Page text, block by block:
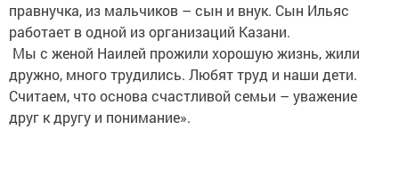
правнучка, из мальчиков – сын и внук. Сын Ильяс
работает в одной из организаций Казани.
Мы с женой Наилей прожили хорошую жизнь, жили
дружно, много трудились. Любят труд и наши дети.
Считаем, что основа счастливой семьи – уважение
друг к другу и понимание».